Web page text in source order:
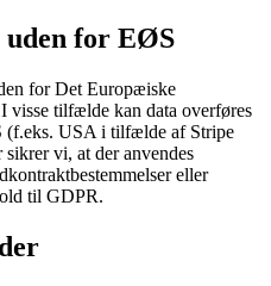
uden for EØS
for Det Europæiske
visse tilfælde kan data overføres
(f.eks. USA i tilfælde af Stripe
vi, at der anvendes
eller
til GDPR.